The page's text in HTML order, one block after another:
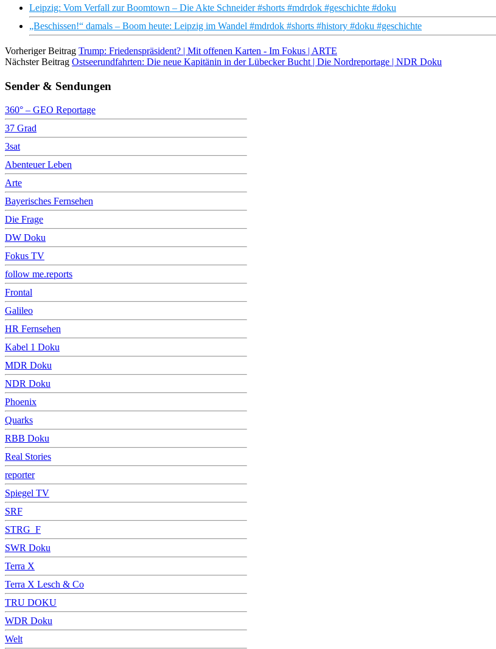
Leipzig: Vom Verfall zur Boomtown – Die Akte Schneider #shorts #mdrdok #geschichte #doku
„Beschissen!“ damals – Boom heute: Leipzig im Wandel #mdrdok #shorts #history #doku #geschichte
Vorheriger Beitrag Trump: Friedenspräsident? | Mit offenen Karten - Im Fokus | ARTE
Nächster Beitrag Ostseerundfahrten: Die neue Kapitänin in der Lübecker Bucht | Die Nordreportage | NDR Doku
Sender & Sendungen
360° – GEO Reportage
37 Grad
3sat
Abenteuer Leben
Arte
Bayerisches Fernsehen
Die Frage
DW Doku
Fokus TV
follow me.reports
Frontal
Galileo
HR Fernsehen
Kabel 1 Doku
MDR Doku
NDR Doku
Phoenix
Quarks
RBB Doku
Real Stories
reporter
Spiegel TV
SRF
STRG_F
SWR Doku
Terra X
Terra X Lesch & Co
TRU DOKU
WDR Doku
Welt